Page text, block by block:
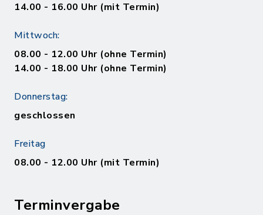
14.00 - 16.00 Uhr (mit Termin)
Mittwoch:
08.00 - 12.00 Uhr (ohne Termin)
14.00 - 18.00 Uhr (ohne Termin)
Donnerstag:
geschlossen
Freitag
08.00 - 12.00 Uhr (mit Termin)
Terminvergabe